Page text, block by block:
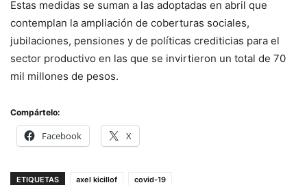
Estas medidas se suman a las adoptadas en abril que
contemplan la ampliación de coberturas sociales,
jubilaciones, pensiones y de políticas crediticias para el
sector productivo en las que se invirtieron un total de 70
mil millones de pesos.
Compártelo:
Facebook X
ETIQUETAS axel kicillof covid-19